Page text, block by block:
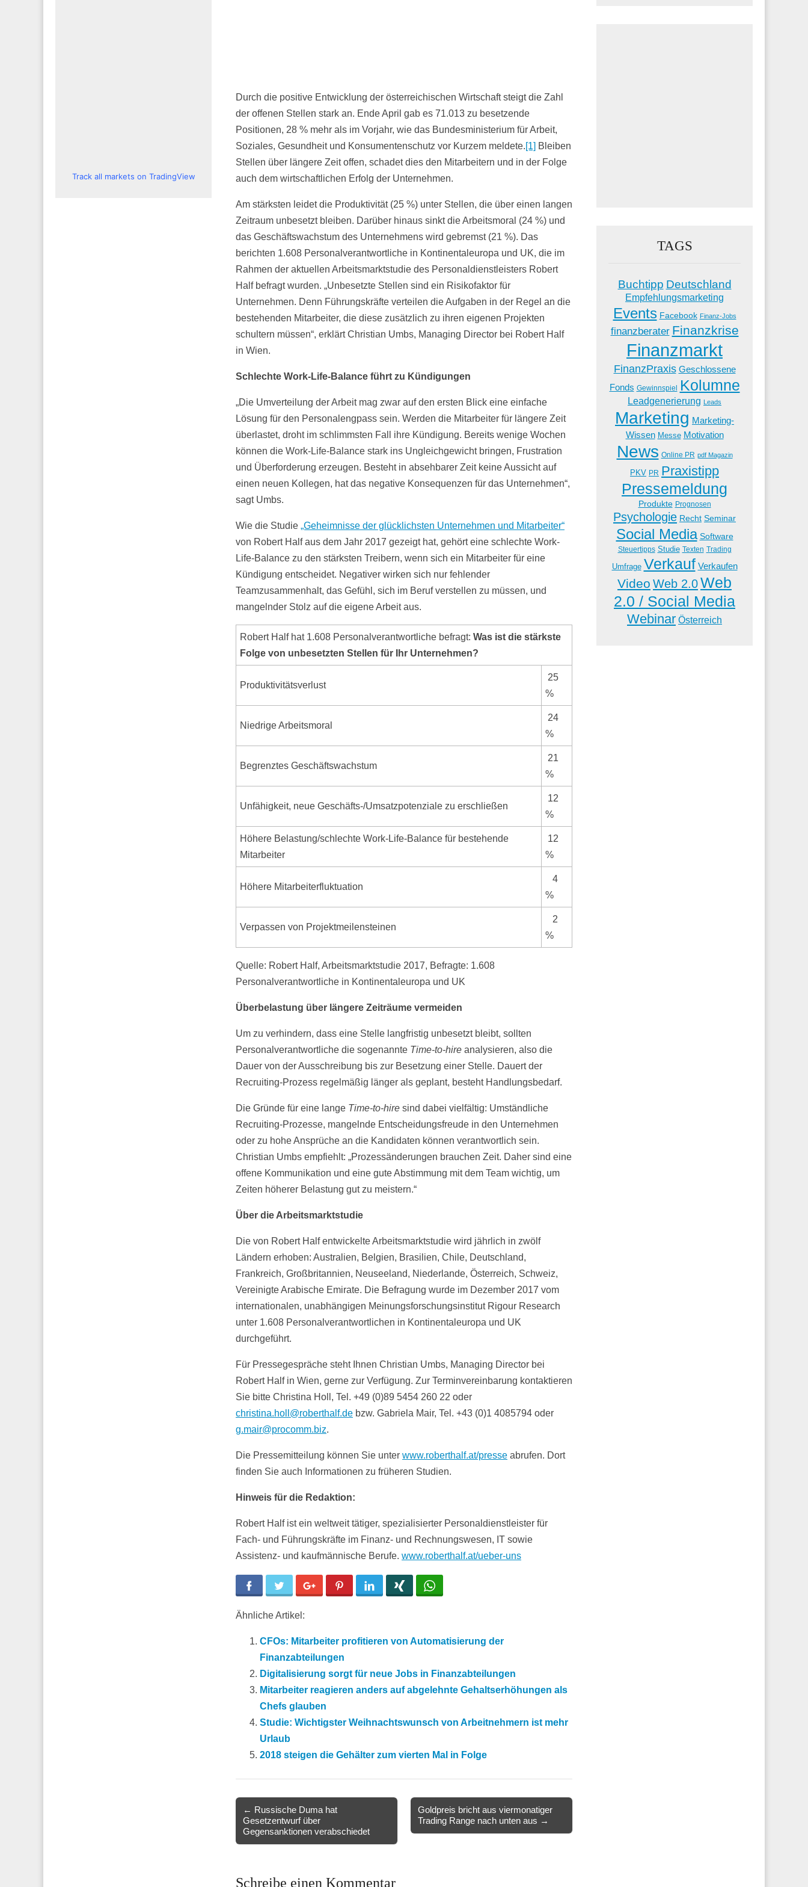
Durch die positive Entwicklung der österreichischen Wirtschaft steigt die Zahl
der offenen Stellen stark an. Ende April gab es 71.013 zu besetzende
Positionen, 28 % mehr als im Vorjahr, wie das Bundesministerium für Arbeit,
Soziales, Gesundheit und Konsumentenschutz vor Kurzem meldete.[1] Bleiben
Stellen über längere Zeit offen, schadet dies den Mitarbeitern und in der Folge
auch dem wirtschaftlichen Erfolg der Unternehmen.
Am stärksten leidet die Produktivität (25 %) unter Stellen, die über einen langen
Zeitraum unbesetzt bleiben. Darüber hinaus sinkt die Arbeitsmoral (24 %) und
das Geschäftswachstum des Unternehmens wird gebremst (21 %). Das
berichten 1.608 Personalverantwortliche in Kontinentaleuropa und UK, die im
Rahmen der aktuellen Arbeitsmarktstudie des Personaldienstleisters Robert
Half befragt wurden. „Unbesetzte Stellen sind ein Risikofaktor für
Unternehmen. Denn Führungskräfte verteilen die Aufgaben in der Regel an die
bestehenden Mitarbeiter, die diese zusätzlich zu ihren eigenen Projekten
schultern müssen“, erklärt Christian Umbs, Managing Director bei Robert Half
in Wien.
Schlechte Work-Life-Balance führt zu Kündigungen
„Die Umverteilung der Arbeit mag zwar auf den ersten Blick eine einfache
Lösung für den Personalengpass sein. Werden die Mitarbeiter für längere Zeit
überlastet, droht im schlimmsten Fall ihre Kündigung. Bereits wenige Wochen
können die Work-Life-Balance stark ins Ungleichgewicht bringen, Frustration
und Überforderung erzeugen. Besteht in absehbarer Zeit keine Aussicht auf
einen neuen Kollegen, hat das negative Konsequenzen für das Unternehmen“,
sagt Umbs.
Wie die Studie „Geheimnisse der glücklichsten Unternehmen und Mitarbeiter“
von Robert Half aus dem Jahr 2017 gezeigt hat, gehört eine schlechte Work-
Life-Balance zu den stärksten Treibern, wenn sich ein Mitarbeiter für eine
Kündigung entscheidet. Negativer wirken sich nur fehlender
Teamzusammenhalt, das Gefühl, sich im Beruf verstellen zu müssen, und
mangelnder Stolz auf die eigene Arbeit aus.
Robert Half hat 1.608 Personalverantwortliche befragt: Was ist die stärkste
Folge von unbesetzten Stellen für Ihr Unternehmen?
Produktivitätsverlust
25
%
Niedrige Arbeitsmoral
24
%
Begrenztes Geschäftswachstum
21
%
Unfähigkeit, neue Geschäfts-/Umsatzpotenziale zu erschließen
12
%
Höhere Belastung/schlechte Work-Life-Balance für bestehende
Mitarbeiter
12
%
Höhere Mitarbeiterfluktuation
4
%
Verpassen von Projektmeilensteinen
2
%
Quelle: Robert Half, Arbeitsmarktstudie 2017, Befragte: 1.608
Personalverantwortliche in Kontinentaleuropa und UK
Überbelastung über längere Zeiträume vermeiden
Um zu verhindern, dass eine Stelle langfristig unbesetzt bleibt, sollten
Personalverantwortliche die sogenannte Time-to-hire analysieren, also die
Dauer von der Ausschreibung bis zur Besetzung einer Stelle. Dauert der
Recruiting-Prozess regelmäßig länger als geplant, besteht Handlungsbedarf.
Die Gründe für eine lange Time-to-hire sind dabei vielfältig: Umständliche
Recruiting-Prozesse, mangelnde Entscheidungsfreude in den Unternehmen
oder zu hohe Ansprüche an die Kandidaten können verantwortlich sein.
Christian Umbs empfiehlt: „Prozessänderungen brauchen Zeit. Daher sind eine
offene Kommunikation und eine gute Abstimmung mit dem Team wichtig, um
Zeiten höherer Belastung gut zu meistern.“
Über die Arbeitsmarktstudie
Die von Robert Half entwickelte Arbeitsmarktstudie wird jährlich in zwölf
Ländern erhoben: Australien, Belgien, Brasilien, Chile, Deutschland,
Frankreich, Großbritannien, Neuseeland, Niederlande, Österreich, Schweiz,
Vereinigte Arabische Emirate. Die Befragung wurde im Dezember 2017 vom
internationalen, unabhängigen Meinungsforschungsinstitut Rigour Research
unter 1.608 Personalverantwortlichen in Kontinentaleuropa und UK
durchgeführt.
Für Pressegespräche steht Ihnen Christian Umbs, Managing Director bei
Robert Half in Wien, gerne zur Verfügung. Zur Terminvereinbarung kontaktieren
Sie bitte Christina Holl, Tel. +49 (0)89 5454 260 22 oder
christina.holl@roberthalf.de bzw. Gabriela Mair, Tel. +43 (0)1 4085794 oder
g.mair@procomm.biz.
Die Pressemitteilung können Sie unter www.roberthalf.at/presse abrufen. Dort
finden Sie auch Informationen zu früheren Studien.
Hinweis für die Redaktion:
Robert Half ist ein weltweit tätiger, spezialisierter Personaldienstleister für
Fach- und Führungskräfte im Finanz- und Rechnungswesen, IT sowie
Assistenz- und kaufmännische Berufe. www.roberthalf.at/ueber-uns
Facebook Twitter Google+ Pinterest LinkedIn
Ähnliche Artikel:
CFOs: Mitarbeiter profitieren von Automatisierung der
Finanzabteilungen
Digitalisierung sorgt für neue Jobs in Finanzabteilungen
Mitarbeiter reagieren anders auf abgelehnte Gehaltserhöhungen als
Chefs glauben
Studie: Wichtigster Weihnachtswunsch von Arbeitnehmern ist mehr
Urlaub
2018 steigen die Gehälter zum vierten Mal in Folge
navigation
← Russische Duma hat
Gesetzentwurf über
Gegensanktionen verabschiedet
Goldpreis bricht aus viermonatiger
Trading Range nach unten aus →
Schreibe einen Kommentar
Track all markets on TradingView
TAGS
Buchtipp Deutschland
Empfehlungsmarketing
Events Facebook Finanz-Jobs
finanzberater Finanzkrise
Finanzmarkt
FinanzPraxis Geschlossene
Fonds Gewinnspiel Kolumne
Leadgenerierung Leads
Marketing Marketing-
Wissen Messe Motivation
News Online PR pdf Magazin
PKV PR Praxistipp
Pressemeldung
Produkte Prognosen
Psychologie Recht Seminar
Social Media Software
Steuertipps Studie Texten Trading
Umfrage Verkauf Verkaufen
Video Web 2.0Web
2.0 / Social Media
Webinar Österreich